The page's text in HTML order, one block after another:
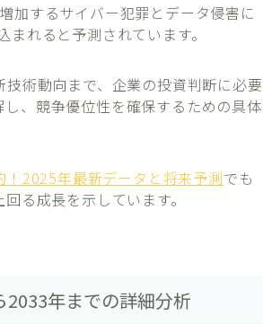
加するサイバー犯罪とデータ侵害に
れると予測されています。
術動向まで、企業の投資判断に必要
、競争優位性を確保するための具体
！2025年最新データと将来予測でも
る成長を示しています。
年までの詳細分析